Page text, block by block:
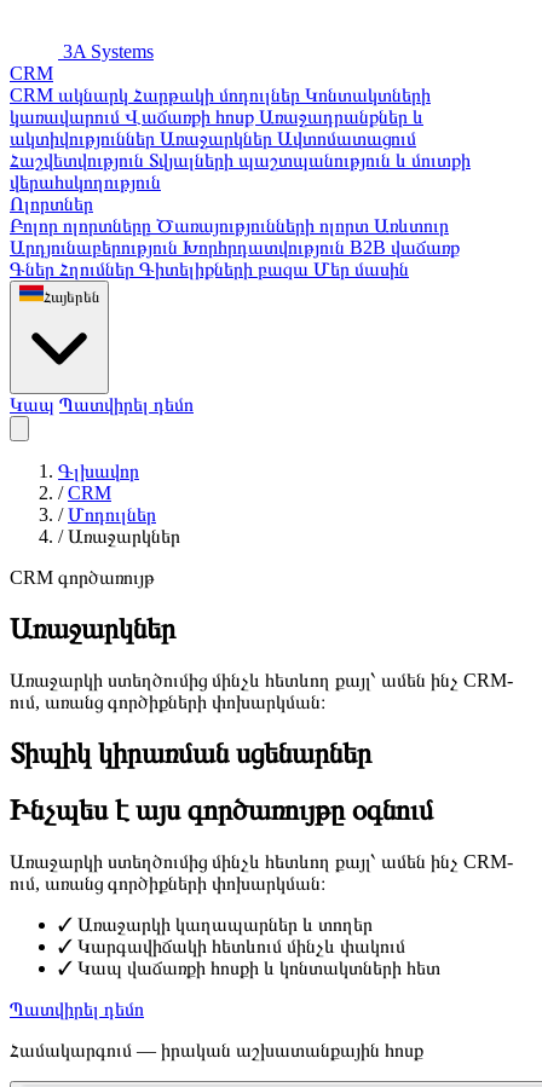
3A Systems
CRM
CRM ակնարկ Հարթակի մոդուլներ Կոնտակտների
կառավարում Վաճառքի հոսք Առաջադրանքներ և
ակտիվություններ Առաջարկներ Ավտոմատացում
Հաշվետվություն Տվյալների պաշտպանություն և մուտքի
վերահսկողություն
Ոլորտներ
Բոլոր ոլորտները Ծառայությունների ոլորտ Առևտուր
Արդյունաբերություն Խորհրդատվություն B2B վաճառք
Գներ Հղումներ Գիտելիքների բազա Մեր մասին
Հայերեն
Կապ Պատվիրել դեմո
Գլխավոր
/ CRM
/ Մոդուլներ
/ Առաջարկներ
CRM գործառույթ
Առաջարկներ
Առաջարկի ստեղծումից մինչև հետևող քայլ՝ ամեն ինչ CRM-
ում, առանց գործիքների փոխարկման։
Տիպիկ կիրառման սցենարներ
Ինչպես է այս գործառույթը օգնում
Առաջարկի ստեղծումից մինչև հետևող քայլ՝ ամեն ինչ CRM-
ում, առանց գործիքների փոխարկման։
✓ Առաջարկի կաղապարներ և տողեր
✓ Կարգավիճակի հետևում մինչև փակում
✓ Կապ վաճառքի հոսքի և կոնտակտների հետ
Պատվիրել դեմո
Համակարգում — իրական աշխատանքային հոսք